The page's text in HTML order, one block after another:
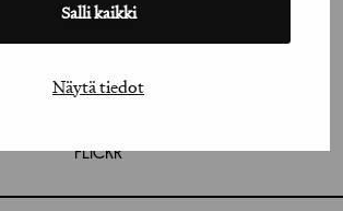
Salli kaikki
Näytä tiedot
LINKEDIN
FLICKR